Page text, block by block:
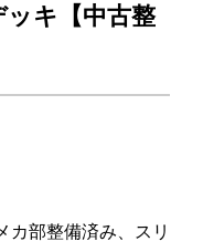
キ【中古整
部整備済み、スリ